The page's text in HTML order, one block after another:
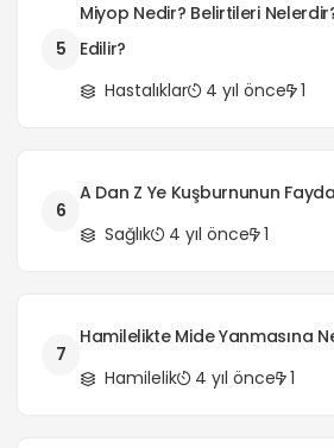
5
Miyop Nedir? Belirtileri
Edilir?
Hastalıklar
4 yıl önce 1
6
A Dan Z Ye Kuşburnunun
Sağlık
4 yıl önce 1
7
Hamilelikte Mide Yanmasına
Hamilelik
4 yıl önce 1